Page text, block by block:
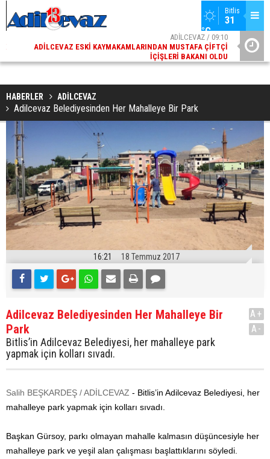
Bitlis
31
°C
ADİLCEVAZ / 09:10
ADILCEVAZ ESKI KAYMAKAMLARINDAN MUSTAFA ÇIFTÇI
İÇIŞLERI BAKANI OLDU
HABERLER ADİLCEVAZ
Adilcevaz Belediyesinden Her Mahalleye Bir Park
16:21 18 Temmuz 2017
Adilcevaz Belediyesinden Her Mahalleye Bir
Park
Bitlis’in Adilcevaz Belediyesi, her mahalleye park
yapmak için kolları sıvadı.
A+
A-
Salih BEŞKARDEŞ / ADİLCEVAZ - Bitlis’in Adilcevaz Belediyesi, her
mahalleye park yapmak için kolları sıvadı.
Başkan Gürsoy, parkı olmayan mahalle kalmasın düşüncesiyle her
mahalleye park ve yeşil alan çalışması başlattıklarını söyledi.